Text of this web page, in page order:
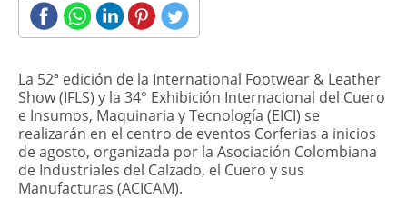
​La 52ª edición de la International Footwear & Leather
Show (IFLS) y la 34° Exhibición Internacional del Cuero
e Insumos, Maquinaria y Tecnología (EICI) se
realizarán en el centro de eventos Corferias a inicios
de agosto, organizada por la Asociación Colombiana
de Industriales del Calzado, el Cuero y sus
Manufacturas (ACICAM).